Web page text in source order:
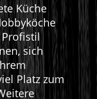
Küche
sich
Platz zum